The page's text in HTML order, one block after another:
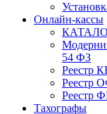
Онлайн-кассы
54 ФЗ
Реестр
Реестр
Реестр
Тахографы